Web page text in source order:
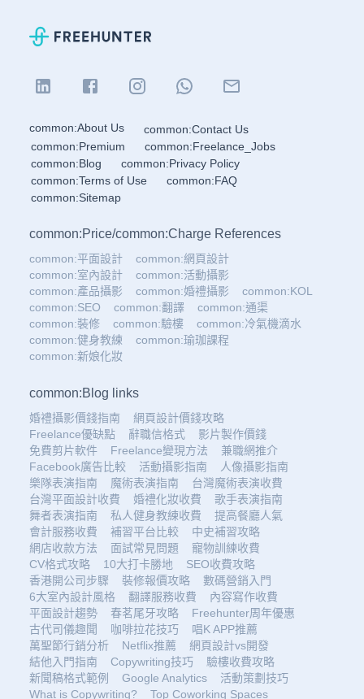
common:About Us
common:Contact Us
common:Premium
common:Freelance_Jobs
common:Blog
common:Privacy Policy
common:Terms of Use
common:FAQ
common:Sitemap
common:Price/common:Charge References
common:平面設計
common:網頁設計
common:室內設計
common:活動攝影
common:產品攝影
common:婚禮攝影
common:KOL
common:SEO
common:翻譯
common:通渠
common:裝修
common:驗樓
common:冷氣機滴水
common:健身教練
common:瑜珈課程
common:新娘化妝
common:Blog links
婚禮攝影價錢指南
網頁設計價錢攻略
Freelance優缺點
辭職信格式
影片製作價錢
免費剪片軟件
Freelance變現方法
兼職網推介
Facebook廣告比較
活動攝影指南
人像攝影指南
樂隊表演指南
魔術表演指南
台灣魔術表演收費
台灣平面設計收費
婚禮化妝收費
歌手表演指南
舞者表演指南
私人健身教練收費
提高餐廳人氣
會計服務收費
補習平台比較
中史補習攻略
網店收款方法
面試常見問題
寵物訓練收費
CV格式攻略
10大打卡勝地
SEO收費攻略
香港開公司步驟
裝修報價攻略
數碼營銷入門
6大室內設計風格
翻譯服務收費
內容寫作收費
平面設計趨勢
春茗尾牙攻略
Freehunter周年優惠
古代司儀趣聞
咖啡拉花技巧
唱K APP推薦
萬聖節行銷分析
Netflix推薦
網頁設計vs開發
結他入門指南
Copywriting技巧
驗樓收費攻略
新聞稿格式範例
Google Analytics
活動策劃技巧
What is Copywriting?
Top Coworking Spaces